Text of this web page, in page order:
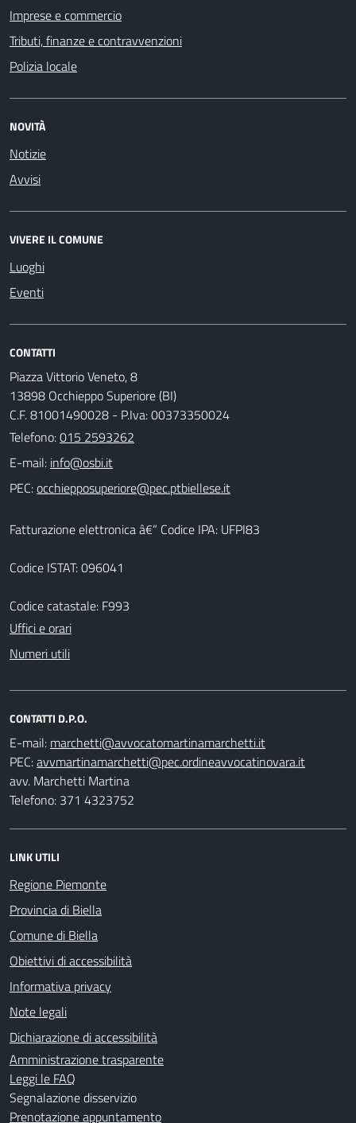
Imprese e commercio
Tributi, finanze e contravvenzioni
Polizia locale
NOVITÀ
Notizie
Avvisi
VIVERE IL COMUNE
Luoghi
Eventi
CONTATTI
Piazza Vittorio Veneto, 8
13898 Occhieppo Superiore (BI)
C.F. 81001490028 - P.Iva: 00373350024
Telefono:015 2593262
E-mail:
PEC:
Fatturazione elettronica â€“ Codice IPA: UFPI83
Codice ISTAT: 096041
Codice catastale: F993
Uffici e orari
Numeri utili
CONTATTI D.P.O.
E-mail:
PEC:
avv. Marchetti Martina
Telefono: 371 4323752
LINK UTILI
Regione Piemonte
Provincia di Biella
Comune di Biella
Obiettivi di accessibilità
Informativa privacy
Note legali
Dichiarazione di accessibilità
Amministrazione trasparente
Leggi le FAQ
Segnalazione disservizio
Prenotazione appuntamento